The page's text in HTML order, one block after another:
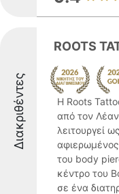
Διακριθέντες
ROOTS
Η Roots
από τον
λειτουργεί
του body
κέντρο του
σε ένα